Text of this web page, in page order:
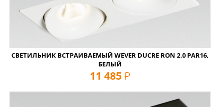
СВЕТИЛЬНИК ВСТРАИВАЕМЫЙ WEVER DUCRE RON 2.0 PAR16,
БЕЛЫЙ
11 485 руб